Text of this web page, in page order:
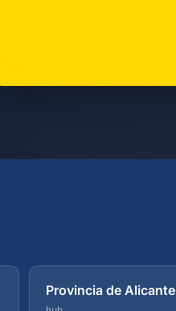
Provincia de Alicante